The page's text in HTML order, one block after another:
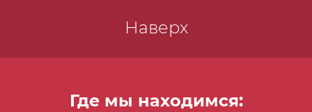
Наверх
Где мы находимся: